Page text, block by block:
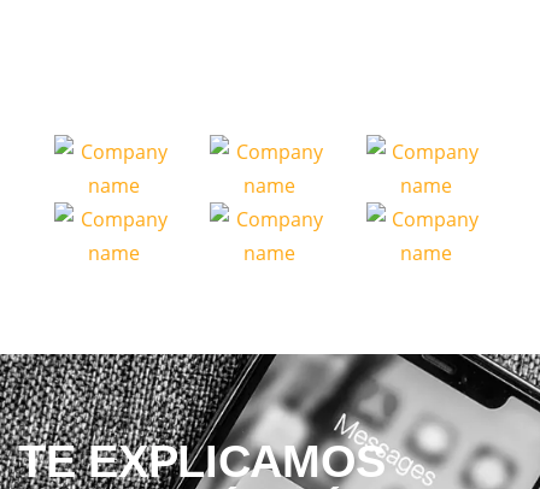
TE EXPLICAMOS